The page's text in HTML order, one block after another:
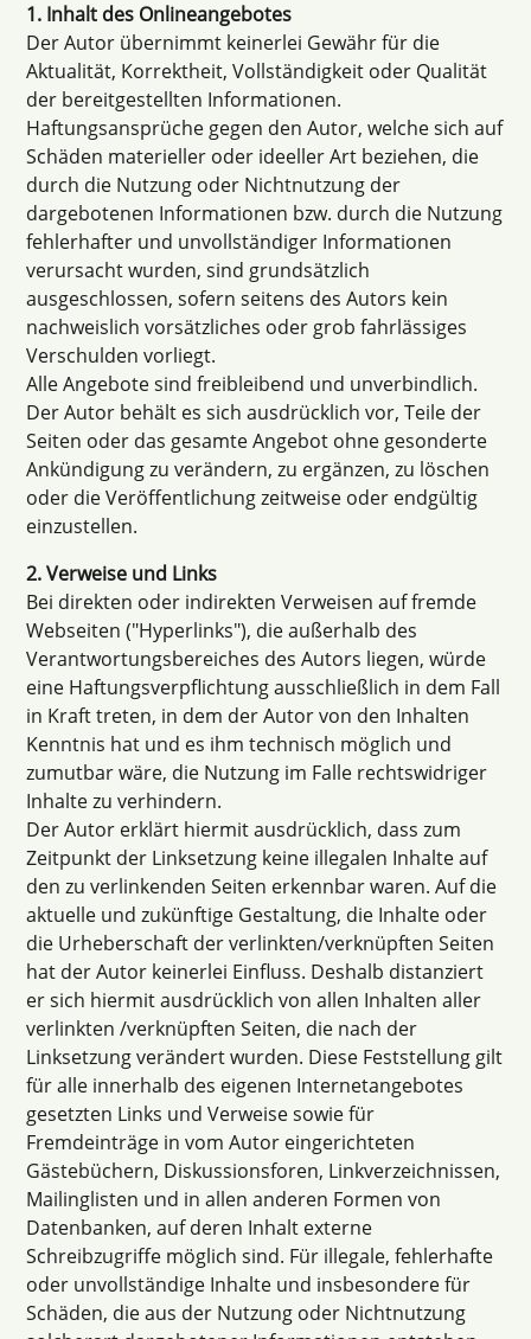
1. Inhalt des Onlineangebotes
Der Autor übernimmt keinerlei Gewähr für die
Aktualität, Korrektheit, Vollständigkeit oder Qualität
der bereitgestellten Informationen.
Haftungsansprüche gegen den Autor, welche sich auf
Schäden materieller oder ideeller Art beziehen, die
durch die Nutzung oder Nichtnutzung der
dargebotenen Informationen bzw. durch die Nutzung
fehlerhafter und unvollständiger Informationen
verursacht wurden, sind grundsätzlich
ausgeschlossen, sofern seitens des Autors kein
nachweislich vorsätzliches oder grob fahrlässiges
Verschulden vorliegt.
Alle Angebote sind freibleibend und unverbindlich.
Der Autor behält es sich ausdrücklich vor, Teile der
Seiten oder das gesamte Angebot ohne gesonderte
Ankündigung zu verändern, zu ergänzen, zu löschen
oder die Veröffentlichung zeitweise oder endgültig
einzustellen.
2. Verweise und Links
Bei direkten oder indirekten Verweisen auf fremde
Webseiten ("Hyperlinks"), die außerhalb des
Verantwortungsbereiches des Autors liegen, würde
eine Haftungsverpflichtung ausschließlich in dem Fall
in Kraft treten, in dem der Autor von den Inhalten
Kenntnis hat und es ihm technisch möglich und
zumutbar wäre, die Nutzung im Falle rechtswidriger
Inhalte zu verhindern.
Der Autor erklärt hiermit ausdrücklich, dass zum
Zeitpunkt der Linksetzung keine illegalen Inhalte auf
den zu verlinkenden Seiten erkennbar waren. Auf die
aktuelle und zukünftige Gestaltung, die Inhalte oder
die Urheberschaft der verlinkten/verknüpften Seiten
hat der Autor keinerlei Einfluss. Deshalb distanziert
er sich hiermit ausdrücklich von allen Inhalten aller
verlinkten /verknüpften Seiten, die nach der
Linksetzung verändert wurden. Diese Feststellung gilt
für alle innerhalb des eigenen Internetangebotes
gesetzten Links und Verweise sowie für
Fremdeinträge in vom Autor eingerichteten
Gästebüchern, Diskussionsforen, Linkverzeichnissen,
Mailinglisten und in allen anderen Formen von
Datenbanken, auf deren Inhalt externe
Schreibzugriffe möglich sind. Für illegale, fehlerhafte
oder unvollständige Inhalte und insbesondere für
Schäden, die aus der Nutzung oder Nichtnutzung